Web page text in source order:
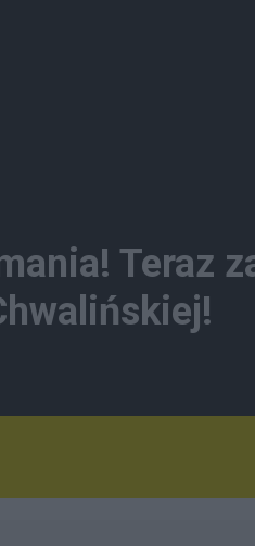
Teraz